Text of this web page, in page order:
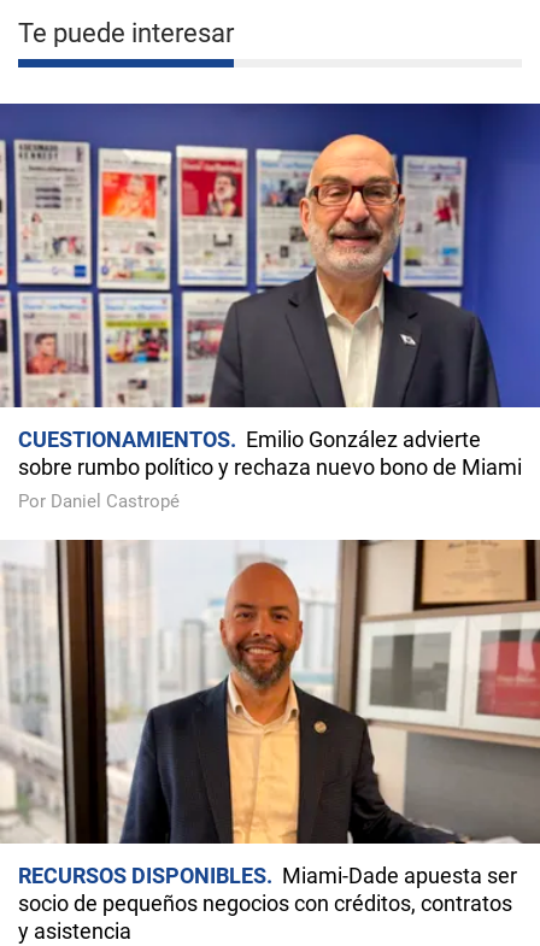
Te puede interesar
CUESTIONAMIENTOS
Emilio González advierte
sobre rumbo político y rechaza nuevo bono de Miami
Por Daniel Castropé
RECURSOS DISPONIBLES
Miami-Dade apuesta ser
socio de pequeños negocios con créditos, contratos
y asistencia